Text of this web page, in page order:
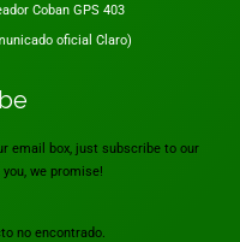
Coban GPS 403
oficial Claro)
email box, just subscribe to our
we promise!
no encontrado.